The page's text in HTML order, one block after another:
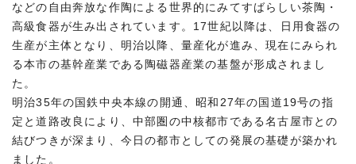
などの自由奔放な作陶による世界的にみてすばらしい茶陶・
高級食器が生み出されています。17世紀以降は、日用食器の
生産が主体となり、明治以降、量産化が進み、現在にみられ
る本市の基幹産業である陶磁器産業の基盤が形成されまし
た。
明治35年の国鉄中央本線の開通、昭和27年の国道19号の指
定と道路改良により、中部圏の中核都市である名古屋市との
結びつきが深まり、今日の都市としての発展の基礎が築かれ
ました。